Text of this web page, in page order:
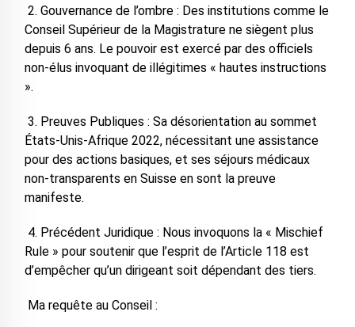
2. Gouvernance de l’ombre : Des institutions comme le
Conseil Supérieur de la Magistrature ne siègent plus
depuis 6 ans. Le pouvoir est exercé par des officiels
non-élus invoquant de illégitimes « hautes instructions
».
3. Preuves Publiques : Sa désorientation au sommet
États-Unis-Afrique 2022, nécessitant une assistance
pour des actions basiques, et ses séjours médicaux
non-transparents en Suisse en sont la preuve
manifeste.
4. Précédent Juridique : Nous invoquons la « Mischief
Rule » pour soutenir que l’esprit de l’Article 118 est
d’empêcher qu’un dirigeant soit dépendant des tiers.
Ma requête au Conseil :